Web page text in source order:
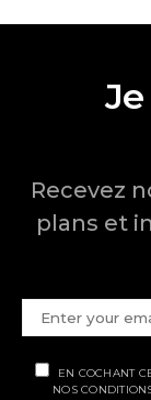
Recevez
plans et
EN COCHANT
NOS